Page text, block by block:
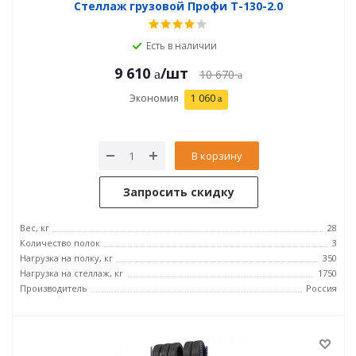
Стеллаж грузовой Профи Т-130-2.0
Есть в наличии
9 610 /шт 10 670
Экономия 1 060
В корзину
Запросить скидку
Вес, кг
28
Количество полок
3
Нагрузка на полку, кг
350
Нагрузка на стеллаж, кг
1750
Производитель
Россия